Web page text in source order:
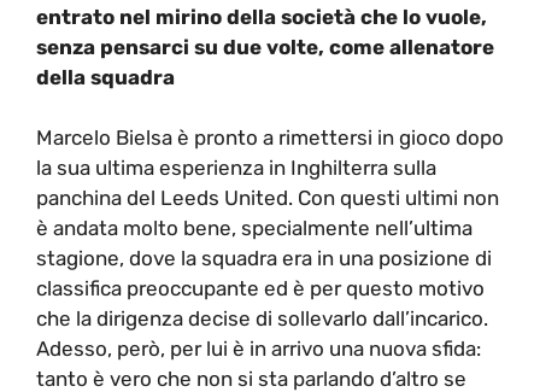
entrato nel mirino della società che lo vuole,
senza pensarci su due volte, come allenatore
della squadra
Marcelo Bielsa è pronto a rimettersi in gioco dopo
la sua ultima esperienza in Inghilterra sulla
panchina del Leeds United. Con questi ultimi non
è andata molto bene, specialmente nell’ultima
stagione, dove la squadra era in una posizione di
classifica preoccupante ed è per questo motivo
che la dirigenza decise di sollevarlo dall’incarico.
Adesso, però, per lui è in arrivo una nuova sfida:
tanto è vero che non si sta parlando d’altro se